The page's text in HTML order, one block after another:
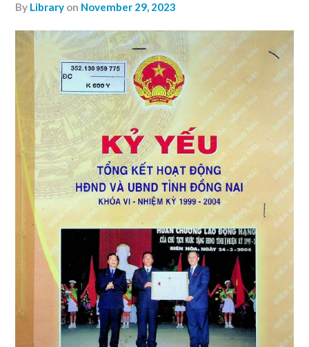
by Library on November 29, 2023